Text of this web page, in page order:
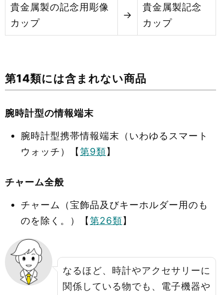
貴金属製の記念用彫像
カップ
→
貴金属製記念
カップ
第14類には含まれない商品
腕時計型の情報端末
腕時計型携帯情報端末（いわゆるスマート
ウォッチ）【第9類】
チャーム全般
チャーム（宝飾品及びキーホルダー用のも
のを除く。）【第26類】
なるほど、時計やアクセサリーに
関係している物でも、電子機器や